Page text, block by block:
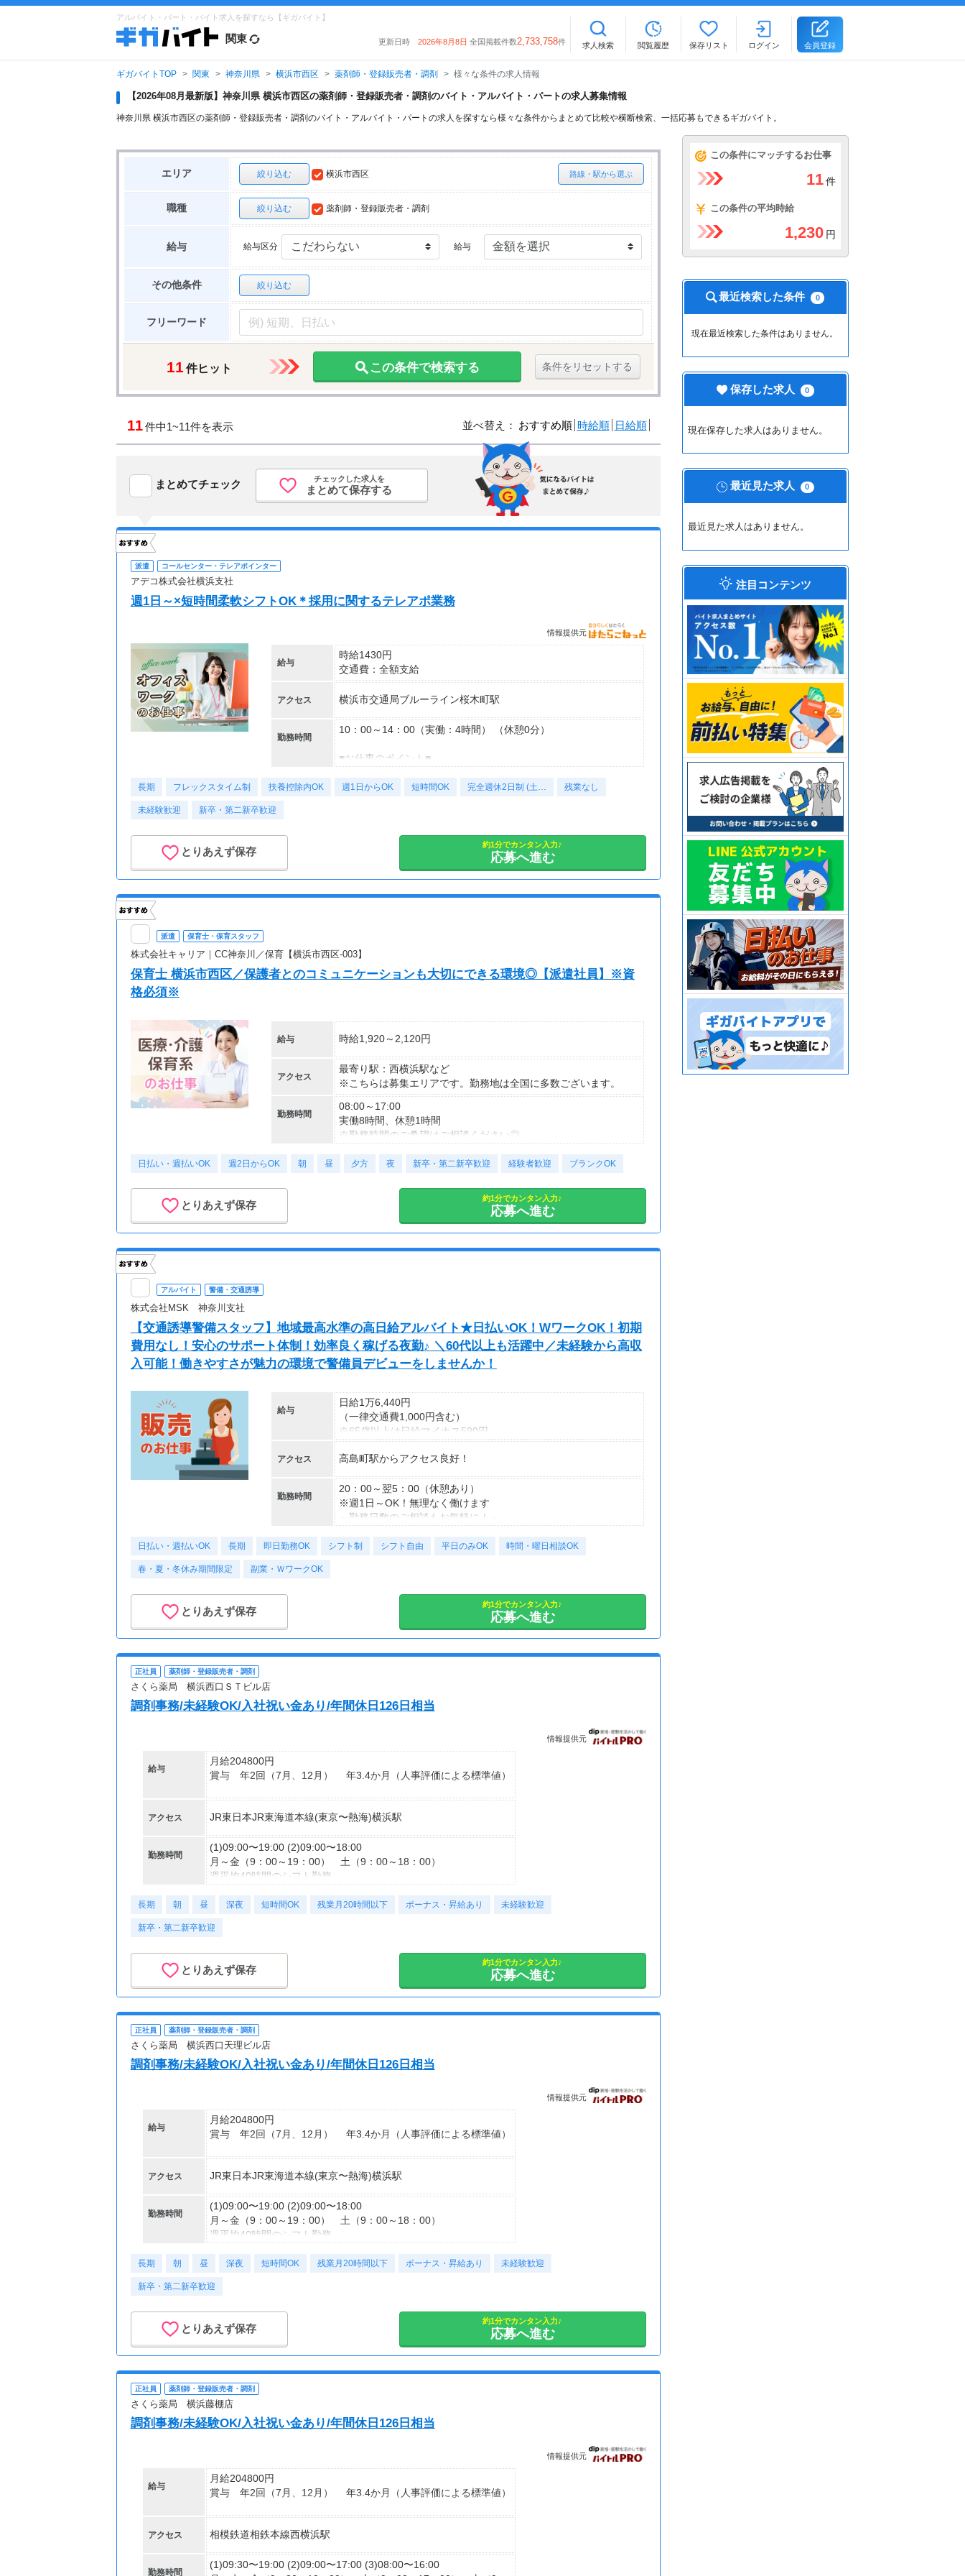
アルバイト・パート・バイト求人を探すなら【ギガバイト】
関東 更新日時 2026年8月8日 全国掲載件数2,733,758件 求人検索 閲覧履歴 保存リスト ログイン 会員登録
ギガバイトTOP 関東 神奈川県 横浜市西区 薬剤師・登録販売者・調剤 様々な条件の求人情報
【2026年08月最新版】神奈川県 横浜市西区の薬剤師・登録販売者・調剤のバイト・アルバイト・パートの求人募集情報
神奈川県 横浜市西区の薬剤師・登録販売者・調剤のバイト・アルバイト・パートの求人を探すなら様々な条件からまとめて比較や横断検索、一括応募もできるギガバイト。
エリア 絞り込む 路線・駅から選ぶ
横浜市西区
職種 絞り込む 薬剤師・登録販売者・調剤
給与 給与区分 給与
その他条件 絞り込む
フリーワード
11 件ヒット この条件で検索する 条件をリセットする
11件中1~11件を表示 並べ替え： おすすめ順 時給順 日給順
まとめてチェック チェックした求人を
まとめて保存する
派遣 コールセンター・テレアポインター
アデコ株式会社横浜支社
週1日～×短時間柔軟シフトOK＊採用に関するテレアポ業務
情報提供元
給与
時給1430円
交通費：全額支給
アクセス 横浜市交通局ブルーライン桜木町駅
勤務時間
10：00～14：00（実働：4時間） （休憩0分）
■お仕事のポイント■
お客様の一生を守り抜くをモットーに挑戦し続けている生命保険の
社員の方たちも明るい方が多く、アデコスタッフさんからもとって
も働きやすいと評判の明るい職場です。
については、お気軽にご相談くださいね。
長期 フレックスタイム制 扶養控除内OK 週1日からOK 短時間OK 完全週休2日制 (土… 残業なし
未経験歓迎 新卒・第二新卒歓迎
とりあえず保存
約1分でカンタン入力♪
応募へ進む
派遣 保育士・保育スタッフ
株式会社キャリア｜CC神奈川／保育【横浜市西区-003】
保育士 横浜市西区／保護者とのコミュニケーションも大切にできる環境◎【派遣社員】※資
格必須※
給与 時給1,920～2,120円
アクセス
最寄り駅：西横浜駅など
※こちらは募集エリアです。勤務地は全国に多数ございます。
勤務時間
08:00～17:00
実働8時間、休憩1時間
※勤務時間のご希望はご相談ください◎
■契約期間：2ヶ月以上
日払い・週払いOK 週2日からOK 朝 昼 夕方 夜 新卒・第二新卒歓迎 経験者歓迎 ブランクOK
とりあえず保存
約1分でカンタン入力♪
応募へ進む
アルバイト 警備・交通誘導
株式会社MSK 神奈川支社
【交通誘導警備スタッフ】地域最高水準の高日給アルバイト★日払いOK！WワークOK！初期
費用なし！安心のサポート体制！効率良く稼げる夜勤♪ ＼60代以上も活躍中／未経験から高収
入可能！働きやすさが魅力の環境で警備員デビューをしませんか！
給与
日給1万6,440円
（一律交通費1,000円含む）
※65歳以上は日給マイナス590円
---
■交通誘導2級以上の資格をお持ちの方は
日給1万6,440円
（一律交通費1,000円含む）
※70歳以上は日給マイナス1,190円
■65歳～69歳迄では他の年代と同じ現場でも
安全面・体力面の考慮により比較的低負荷の業務、
70歳以降では低負荷業務や季節により
月収32万8,800円可能
アクセス 高島町駅からアクセス良好！
勤務時間
20：00～翌5：00（休憩あり）
※週1日～OK！無理なく働けます
～勤務日数のご相談もお気軽に！～
＜様々な働き方が可能＞
日払い・週払いOK 長期 即日勤務OK シフト制 シフト自由 平日のみOK 時間・曜日相談OK
春・夏・冬休み期間限定 副業・ＷワークOK
とりあえず保存
約1分でカンタン入力♪
応募へ進む
正社員 薬剤師・登録販売者・調剤
さくら薬局 横浜西口ＳＴビル店
調剤事務/未経験OK/入社祝い金あり/年間休日126日相当
情報提供元
給与
月給204800円
賞与 年2回（7月、12月） 年3.4か月（人事評価による標準値）
全額支給
アクセス JR東日本JR東海道本線(東京〜熱海)横浜駅
勤務時間
(1)09:00〜19:00 (2)09:00〜18:00
月～金（9：00～19：00） 土（9：00～18：00）
週平均40時間のシフト勤務
長期 朝 昼 深夜 短時間OK 残業月20時間以下 ボーナス・昇給あり 未経験歓迎
新卒・第二新卒歓迎
とりあえず保存
約1分でカンタン入力♪
応募へ進む
正社員 薬剤師・登録販売者・調剤
さくら薬局 横浜西口天理ビル店
調剤事務/未経験OK/入社祝い金あり/年間休日126日相当
情報提供元
給与
月給204800円
賞与 年2回（7月、12月） 年3.4か月（人事評価による標準値）
全額支給
アクセス JR東日本JR東海道本線(東京〜熱海)横浜駅
勤務時間
(1)09:00〜19:00 (2)09:00〜18:00
月～金（9：00～19：00） 土（9：00～18：00）
週平均40時間のシフト勤務
長期 朝 昼 深夜 短時間OK 残業月20時間以下 ボーナス・昇給あり 未経験歓迎
新卒・第二新卒歓迎
とりあえず保存
約1分でカンタン入力♪
応募へ進む
正社員 薬剤師・登録販売者・調剤
さくら薬局 横浜藤棚店
調剤事務/未経験OK/入社祝い金あり/年間休日126日相当
情報提供元
給与
月給204800円
賞与 年2回（7月、12月） 年3.4か月（人事評価による標準値）
全額支給
アクセス 相模鉄道相鉄本線西横浜駅
勤務時間
(1)09:30〜19:00 (2)09:00〜17:00 (3)08:00〜16:00
この条件にマッチするお仕事
11 件
この条件の平均時給
1,230 円
最近検索した条件 0
現在最近検索した条件はありません。
保存した求人 0
現在保存した求人はありません。
最近見た求人 0
最近見た求人はありません。
注目コンテンツ